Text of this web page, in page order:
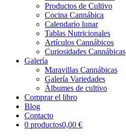
Productos de Cultivo
Cocina Cannábica
Calendario lunar
Tablas Nutricionales
Artículos Cannábicos
Curiosidades Cannábicas
Galería
Maravillas Cannábicas
Galería Variedades
Álbumes de cultivo
Comprar el libro
Blog
Contacto
0 productos0,00 €